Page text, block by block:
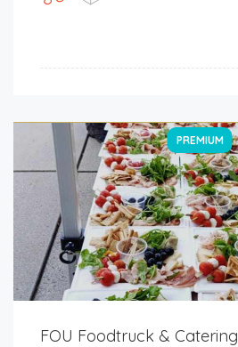
PREMIUM
FOU Foodtruck & Catering